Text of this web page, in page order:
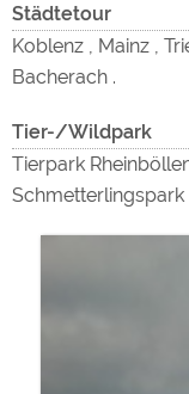
Städtetour
Koblenz , Mainz ,
Bacherach .
Tier-/Wildpark
Tierpark